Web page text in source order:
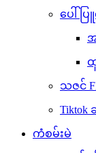
ပေါ်ပ
ထူ
သဇင်
Tiktok
ကံစမ်းမဲ